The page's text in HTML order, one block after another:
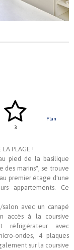
3
Plan
PLAGE !
pied de la basilique
des marins", se trouve
premier étage d'une
appartements. Ce
avec un canapé
accès à la coursive
réfrigérateur avec
ondes, 4 plaques
sur la coursive